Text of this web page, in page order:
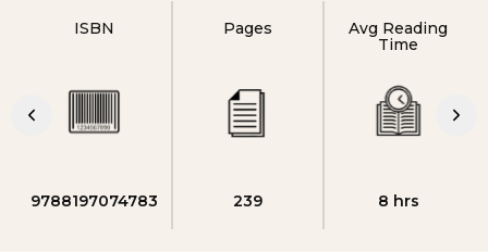
ISBN
9788197074783
Pages
239
Avg Reading
Time
8 hrs